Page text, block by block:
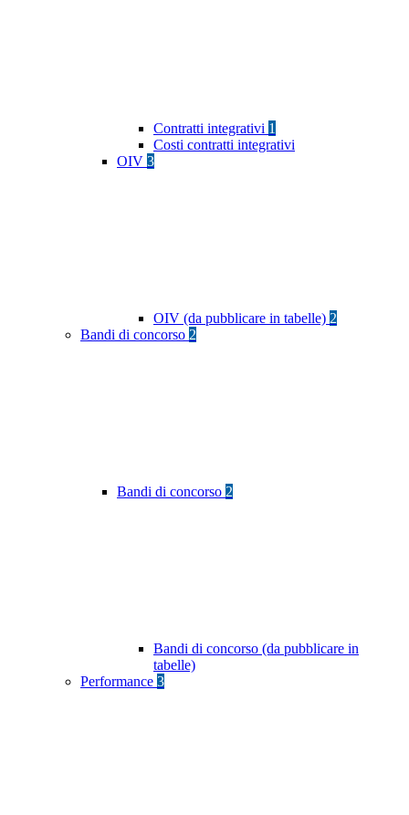
Contratti integrativi 1
Costi contratti integrativi
OIV 3
OIV (da pubblicare in tabelle) 2
Bandi di concorso 2
Bandi di concorso 2
Bandi di concorso (da pubblicare in
tabelle)
Performance 3